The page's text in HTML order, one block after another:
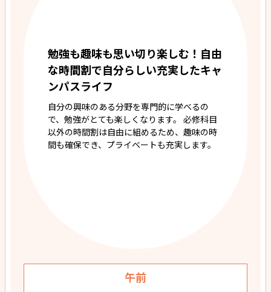
勉強も趣味も思い切り楽しむ！自由
な時間割で自分らしい充実したキャ
ンパスライフ
自分の興味のある分野を専門的に学べるの
で、勉強がとても楽しくなります。 必修科目
以外の時間割は自由に組めるため、趣味の時
間も確保でき、プライベートも充実します。
午前